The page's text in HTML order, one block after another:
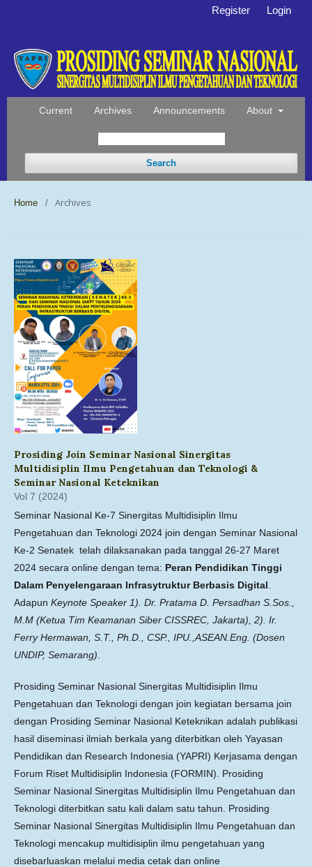
Current Archives Announcements About
Search
Register Login
Home / Archives
Prosiding Join Seminar Nasional Sinergitas
Multidisiplin Ilmu Pengetahuan dan Teknologi &
Seminar Nasional Keteknikan
Vol 7 (2024)
Seminar Nasional Ke-7 Sinergitas Multidisiplin Ilmu
Pengetahuan dan Teknologi 2024 join dengan Seminar Nasional
Ke-2 Senatek telah dilaksanakan pada tanggal 26-27 Maret
2024 secara online dengan tema: Peran Pendidikan Tinggi
Dalam Penyelengaraan Infrasytruktur Berbasis Digital
Adapun Keynote Speaker 1). Dr. Pratama D. Persadhan S.Sos.,
M.M (Ketua Tim Keamanan Siber CISSREC, Jakarta) , 2). Ir.
Ferry Hermawan, S.T., Ph.D., CSP., IPU.,ASEAN.Eng. (Dosen
UNDIP, Semarang)
Prosiding Seminar Nasional Sinergitas Multidisiplin Ilmu
Pengetahuan dan Teknologi dengan join kegiatan bersama join
dengan Prosiding Seminar Nasional Keteknikan adalah publikasi
hasil diseminasi ilmiah berkala yang diterbitkan oleh Yayasan
Pendidikan dan Research Indonesia (YAPRI) Kerjasama dengan
Forum Riset Multidisiplin Indonesia (FORMIN). Prosiding
Seminar Nasional Sinergitas Multidisiplin Ilmu Pengetahuan dan
Teknologi diterbitkan satu kali dalam satu tahun. Prosiding
Seminar Nasional Sinergitas Multidisiplin Ilmu Pengetahuan dan
Teknologi mencakup multidisiplin ilmu pengetahuan yang
disebarluaskan melalui media cetak dan online